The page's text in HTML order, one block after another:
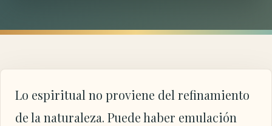
Lo espiritual no proviene del refinamiento
de la naturaleza. Puede haber emulación